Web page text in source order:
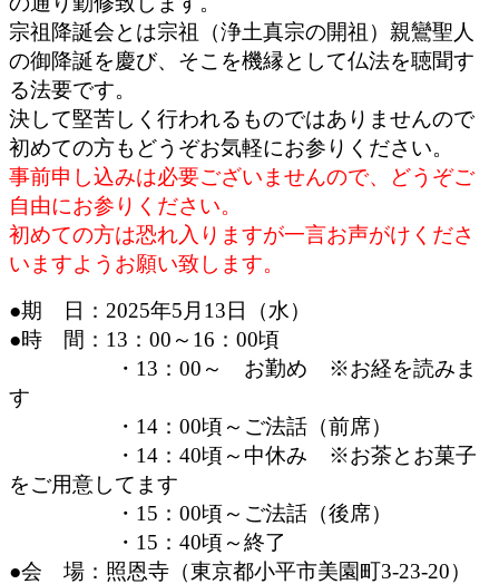
宗祖降誕会とは宗祖（浄土真宗の開祖）親鸞聖人
の御降誕を慶び、そこを機縁として仏法を聴聞す
る法要です。
決して堅苦しく行われるものではありませんので
初めての方もどうぞお気軽にお参りください。
事前申し込みは必要ございませんので、どうぞご
自由にお参りください。
初めての方は恐れ入りますが一言お声がけくださ
いますようお願い致します。
●期 日：2025年5月13日（水）
●時 間：13：00～16：00頃
・13：00～ お勤め ※お経を読みま
す
・14：00頃～ご法話（前席）
・14：40頃～中休み ※お茶とお菓子
をご用意してます
・15：00頃～ご法話（後席）
・15：40頃～終了
●会 場：照恩寺（東京都小平市美園町3-23-20）